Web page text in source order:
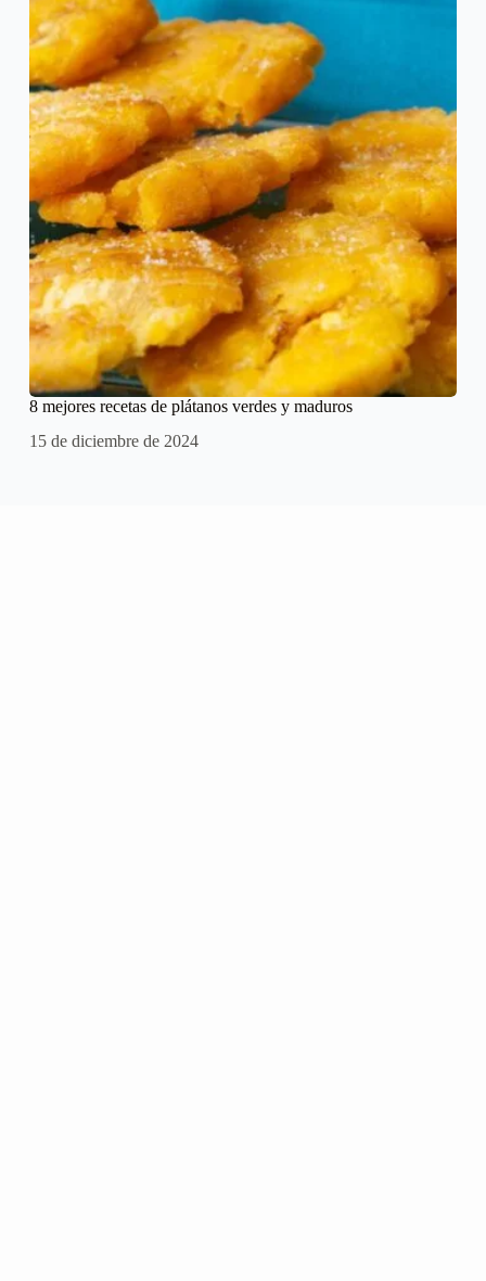
8 mejores recetas de plátanos verdes y maduros
15 de diciembre de 2024